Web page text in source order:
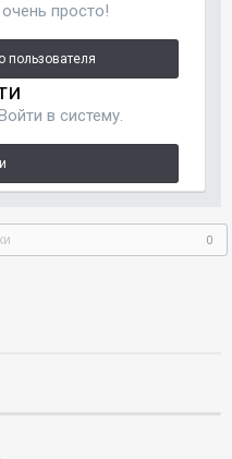
просто!
пользователя
в систему.
0